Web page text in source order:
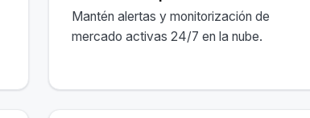
Mantén alertas y monitorización de
mercado activas 24/7 en la nube.